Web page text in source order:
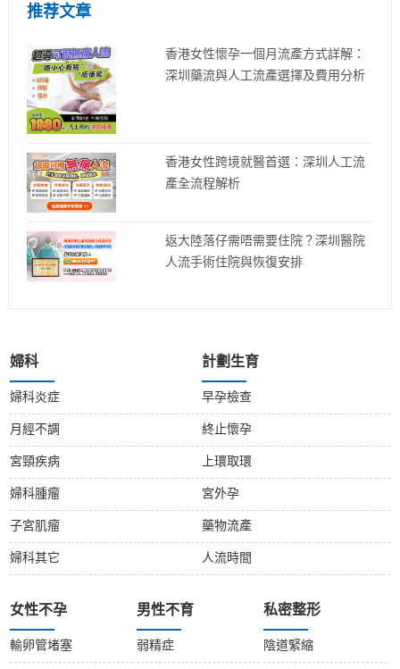
推荐文章
香港女性懷孕一個月流產方式詳解：
深圳藥流與人工流產選擇及費用分析
香港女性跨境就醫首選：深圳人工流
產全流程解析
返大陸落仔需唔需要住院？深圳醫院
人流手術住院與恢復安排
婦科
婦科炎症
月經不調
宮頸疾病
婦科腫瘤
子宮肌瘤
婦科其它
計劃生育
早孕檢查
終止懷孕
上環取環
宮外孕
藥物流產
人流時間
女性不孕
輸卵管堵塞
男性不育
弱精症
私密整形
陰道緊縮